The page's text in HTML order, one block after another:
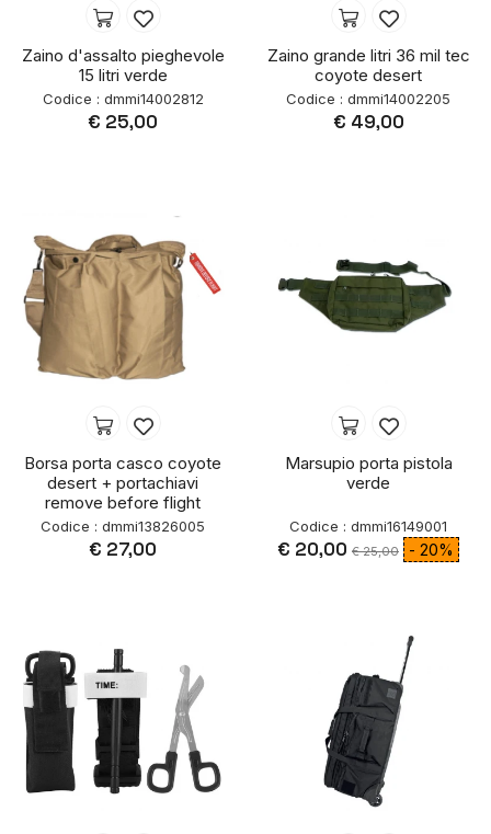
Zaino d'assalto pieghevole
15 litri verde
Codice : dmmi14002812
€ 25,00
Zaino grande litri 36 mil tec
coyote desert
Codice : dmmi14002205
€ 49,00
Borsa porta casco coyote
desert + portachiavi
remove before flight
Codice : dmmi13826005
€ 27,00
Marsupio porta pistola
verde
Codice : dmmi16149001
€ 20,00 € 25,00 - 20%